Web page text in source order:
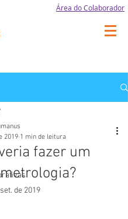
Área do Colaborador
fazer um
2019 1 min de leitura
de 2019